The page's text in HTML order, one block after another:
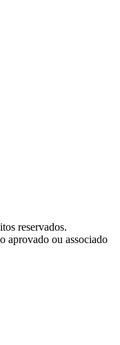
reservados.
aprovado ou associado